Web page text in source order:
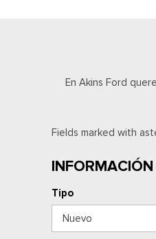
En Akins Ford
Fields marked with
Tipo